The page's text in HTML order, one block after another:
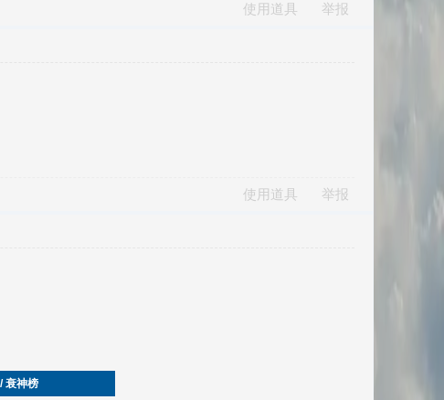
使用道具 举报
使用道具 举报
衰神榜